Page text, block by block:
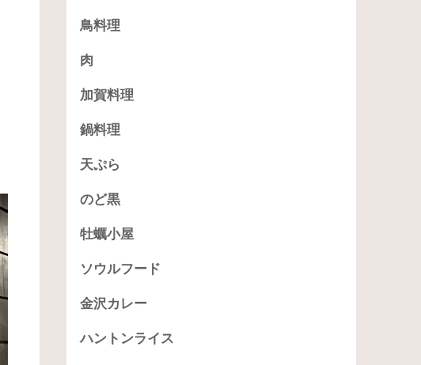
鳥料理
肉
加賀料理
鍋料理
天ぷら
のど黒
牡蠣小屋
ソウルフード
金沢カレー
ハントンライス